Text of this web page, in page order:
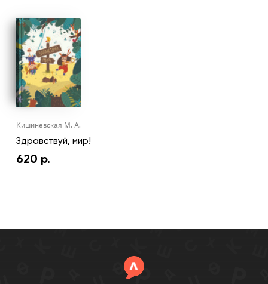
Кишиневская М. А.
Здравствуй, мир!
620 р.